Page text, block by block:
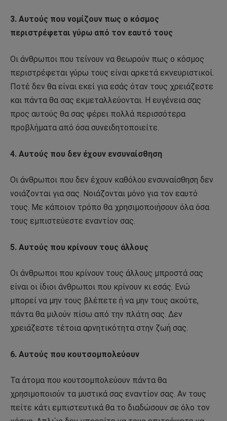
3. Αυτούς που νομίζουν πως ο κόσμος
περιστρέφεται γύρω από τον εαυτό τους
Οι άνθρωποι που τείνουν να θεωρούν πως ο κόσμος
περιστρέφεται γύρω τους είναι αρκετά εκνευριστικοί.
Ποτέ δεν θα είναι εκεί για εσάς όταν τους χρειάζεστε
και πάντα θα σας εκμεταλλεύονται. Η ευγένεια σας
προς αυτούς θα σας φέρει πολλά περισσότερα
προβλήματα από όσα συνειδητοποιείτε.
4. Αυτούς που δεν έχουν ενσυναίσθηση
Οι άνθρωποι που δεν έχουν καθόλου ενσυναίσθηση δεν
νοιάζονται για σας. Νοιάζονται μόνο για τον εαυτό
τους. Με κάποιον τρόπο θα χρησιμοποιήσουν όλα όσα
τους εμπιστεύεστε εναντίον σας.
5. Αυτούς που κρίνουν τους άλλους
Οι άνθρωποι που κρίνουν τους άλλους μπροστά σας
είναι οι ίδιοι άνθρωποι που κρίνουν κι εσάς. Ενώ
μπορεί να μην τους βλέπετε ή να μην τους ακούτε,
πάντα θα μιλούν πίσω από την πλάτη σας. Δεν
χρειάζεστε τέτοια αρνητικότητα στην ζωή σας.
6. Αυτούς που κουτσομπολεύουν
Τα άτομα που κουτσομπολεύουν πάντα θα
χρησιμοποιούν τα μυστικά σας εναντίον σας. Αν τους
πείτε κάτι εμπιστευτικά θα το διαδώσουν σε όλο τον